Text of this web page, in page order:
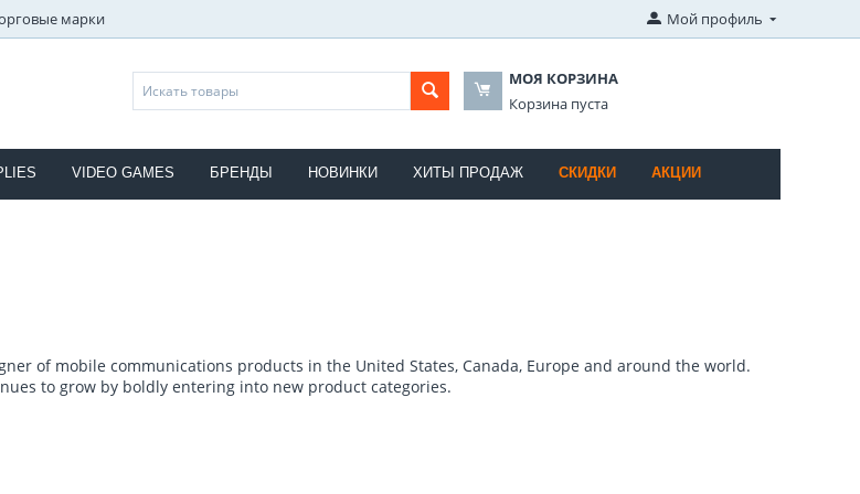
марки Мой профиль
МОЯ КОРЗИНА
Корзина пуста
VIDEO GAMES БРЕНДЫ НОВИНКИ ХИТЫ ПРОДАЖ СКИДКИ АКЦИИ
of mobile communications products in the United States, Canada, Europe and around the world.
to grow by boldly entering into new product categories.